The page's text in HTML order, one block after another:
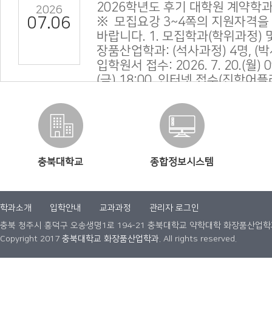
2026
07.06
2026학년도 후기 대학원 계약학
※ 모집요강 3~4쪽의 지원자격을
바랍니다. 1. 모집학과(학위과정)
장품산업학과: (석사과정) 4명, (
입학원서 접수: 2026. 7. 20.(월)
(금) 18:00, 인터넷 접수(진학어
충북대학교 종합정보시스템
학과소개 입학안내 교과과정
관리자 로그인
충북 청주시 흥덕구 오송생명1로 194-21 충북대학교 약학대학 화장품산
Copyright 2017 충북대학교 화장품산업학과. All rights reserved.